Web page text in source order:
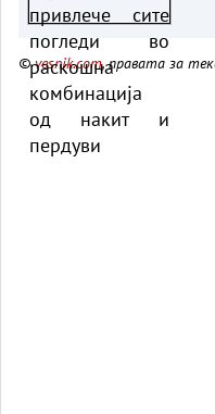
©vesnik.com, правата за